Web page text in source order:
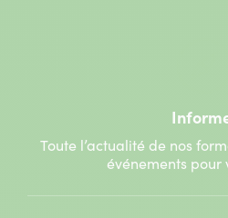
Toute l’actualité de nos
événements pour